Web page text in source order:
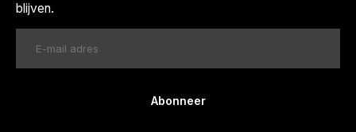
blijven.
Abonneer